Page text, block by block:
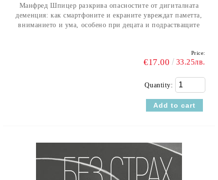
Манфред Шпицер разкрива опасностите от дигиталната
деменция: как смартфоните и екраните увреждат паметта,
вниманието и ума, особено при децата и подрастващите
Price:
€17.00 33.25лв.
Quantity: